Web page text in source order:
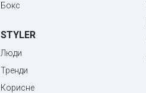
Бокс
STYLER
Люди
Тренди
Корисне